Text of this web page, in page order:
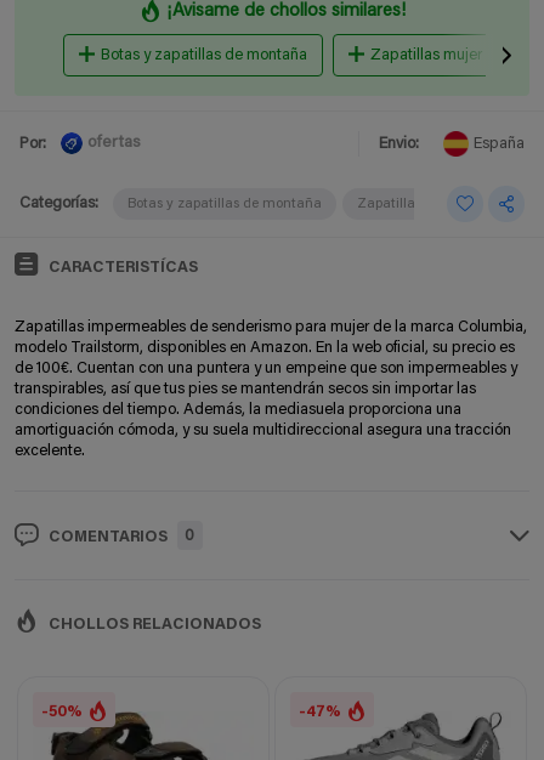
¡Avisame de chollos similares!
Botas y zapatillas de montaña Zapatillas mujer
Por: ofertas Envio: España
Categorías: Botas y zapatillas de montaña Zapatillas mujer
CARACTERISTÍCAS
Zapatillas impermeables de senderismo para mujer de la marca Columbia,
modelo Trailstorm, disponibles en Amazon. En la web oficial, su precio es
de 100€. Cuentan con una puntera y un empeine que son impermeables y
transpirables, así que tus pies se mantendrán secos sin importar las
condiciones del tiempo. Además, la mediasuela proporciona una
amortiguación cómoda, y su suela multidireccional asegura una tracción
excelente.
COMENTARIOS 0
CHOLLOS RELACIONADOS
-50% -47%